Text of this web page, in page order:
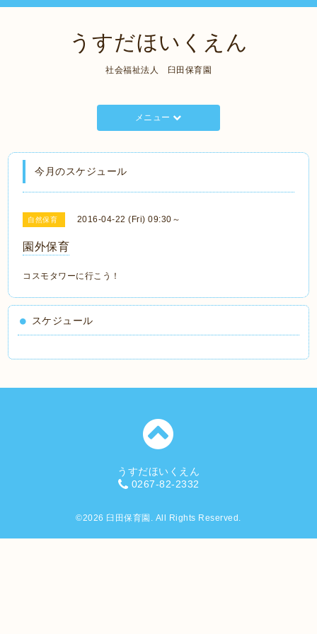
うすだほいくえん
社会福祉法人 臼田保育園
メニュー
今月のスケジュール
自然保育 2016-04-22 (Fri) 09:30～
園外保育
コスモタワーに行こう！
スケジュール
うすだほいくえん
0267-82-2332
©2026 臼田保育園 . All Rights Reserved.